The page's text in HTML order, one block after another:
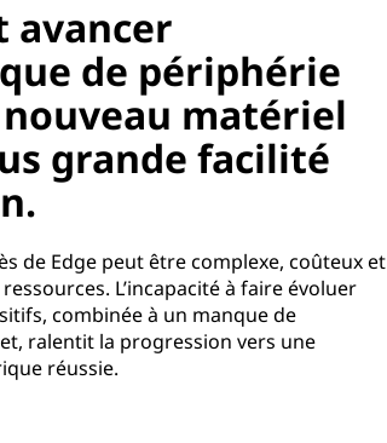
avancer
de périphérie
matériel
grande facilité
de Edge peut être complexe, coûteux et
L’incapacité à faire évoluer
combinée à un manque de
ralentit la progression vers une
réussie.